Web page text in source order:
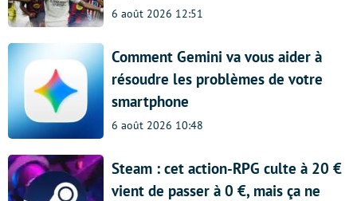
6 août 2026 12:51
Comment Gemini va vous aider à
résoudre les problèmes de votre
smartphone
6 août 2026 10:48
Steam : cet action-RPG culte à 20 €
vient de passer à 0 €, mais ça ne